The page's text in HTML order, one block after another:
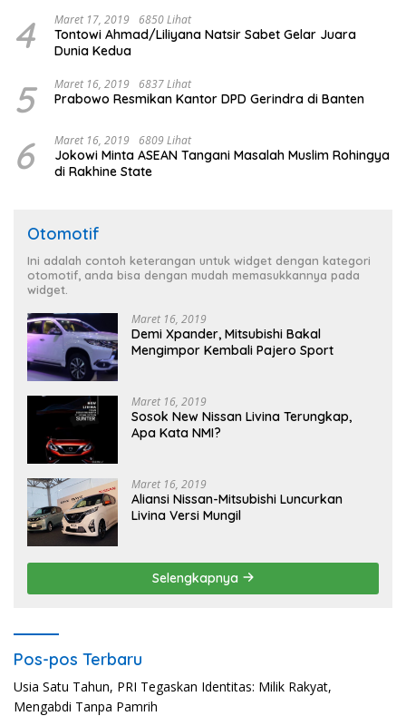
4 Maret 17, 2019 6850 Lihat
Tontowi Ahmad/Liliyana Natsir Sabet Gelar Juara
Dunia Kedua
5 Maret 16, 2019 6837 Lihat
Prabowo Resmikan Kantor DPD Gerindra di Banten
6 Maret 16, 2019 6809 Lihat
Jokowi Minta ASEAN Tangani Masalah Muslim Rohingya
di Rakhine State
Otomotif
Ini adalah contoh keterangan untuk widget dengan kategori
otomotif, anda bisa dengan mudah memasukkannya pada
widget.
Maret 16, 2019
Demi Xpander, Mitsubishi Bakal
Mengimpor Kembali Pajero Sport
Maret 16, 2019
Sosok New Nissan Livina Terungkap,
Apa Kata NMI?
Maret 16, 2019
Aliansi Nissan-Mitsubishi Luncurkan
Livina Versi Mungil
Selengkapnya
Pos-pos Terbaru
Usia Satu Tahun, PRI Tegaskan Identitas: Milik Rakyat,
Mengabdi Tanpa Pamrih